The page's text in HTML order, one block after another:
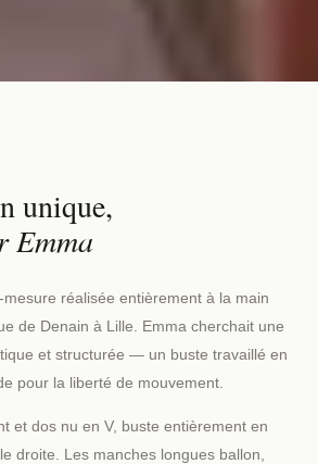
unique,
Emma
réalisée entièrement à la main
de Denain à Lille. Emma cherchait une
et structurée — un buste travaillé en
pour la liberté de mouvement.
et dos nu en V, buste entièrement en
droite. Les manches longues ballon,